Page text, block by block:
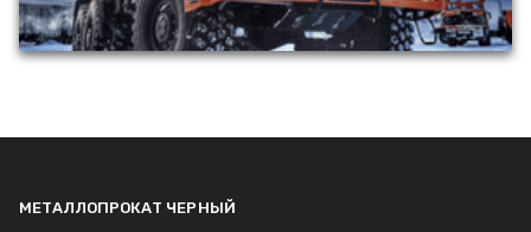
МЕТАЛЛОПРОКАТ ЧЕРНЫЙ